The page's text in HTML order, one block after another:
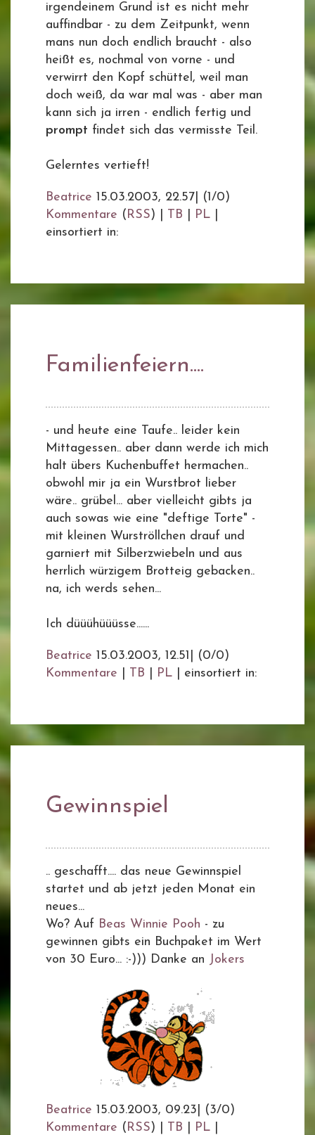
irgendeinem Grund ist es nicht mehr
auffindbar - zu dem Zeitpunkt, wenn
mans nun doch endlich braucht - also
heißt es, nochmal von vorne - und
verwirrt den Kopf schüttel, weil man
doch weiß, da war mal was - aber man
kann sich ja irren - endlich fertig und
prompt findet sich das vermisste Teil.
Gelerntes vertieft!
Beatrice 15.03.2003, 22.57
(1/0)
Kommentare (RSS) | TB PL
einsortiert in:
Familienfeiern....
- und heute eine Taufe.. leider kein
Mittagessen.. aber dann werde ich mich
halt übers Kuchenbuffet hermachen..
obwohl mir ja ein Wurstbrot lieber
wäre.. grübel... aber vielleicht gibts ja
auch sowas wie eine "deftige Torte" -
mit kleinen Wurströllchen drauf und
garniert mit Silberzwiebeln und aus
herrlich würzigem Brotteig gebacken..
na, ich werds sehen...
Ich düüühüüüsse......
Beatrice 15.03.2003, 12.51
(0/0)
Kommentare
TB PL einsortiert in:
Gewinnspiel
.. geschafft.... das neue Gewinnspiel
startet und ab jetzt jeden Monat ein
neues...
Wo? Auf Beas Winnie Pooh - zu
gewinnen gibts ein Buchpaket im Wert
von 30 Euro... :-))) Danke an Jokers
Beatrice 15.03.2003, 09.23
(3/0)
Kommentare (RSS) | TB PL